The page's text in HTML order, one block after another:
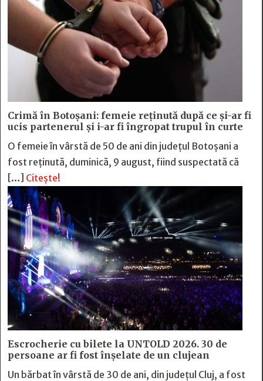
Crimă în Botoșani: femeie reținută după ce și-ar fi
ucis partenerul și i-ar fi îngropat trupul în curte
O femeie în vârstă de 50 de ani din județul Botoșani a
fost reținută, duminică, 9 august, fiind suspectată că
[…] Citește!
Escrocherie cu bilete la UNTOLD 2026. 30 de
persoane ar fi fost înșelate de un clujean
Un bărbat în vârstă de 30 de ani, din județul Cluj, a fost